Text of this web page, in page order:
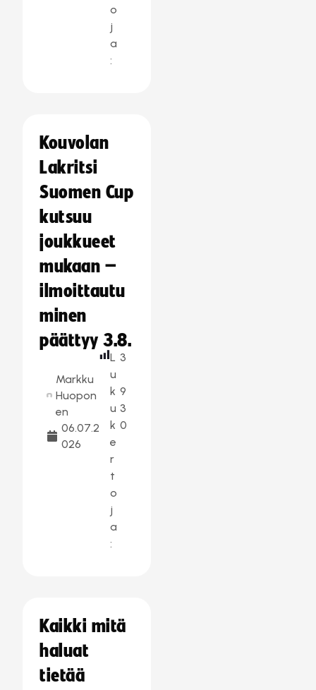
o
j
a
:
Kouvolan
Lakritsi
Suomen Cup
kutsuu
joukkueet
mukaan –
ilmoittautu
minen
päättyy 3.8.
Markku
Huopon
en
06.07.2
026
L
u
k
u
k
e
r
t
o
j
a
:
3
9
3
0
Kaikki mitä
haluat
tietää